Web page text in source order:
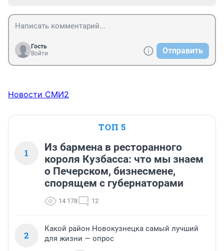
Гость
Войти
Отправить
Новости СМИ2
ТОП 5
1
Из бармена в ресторанного
короля Кузбасса: что мы знаем
о Печерском, бизнесмене,
спорящем с губернаторами
14 178 12
2
Какой район Новокузнецка самый лучший
для жизни — опрос